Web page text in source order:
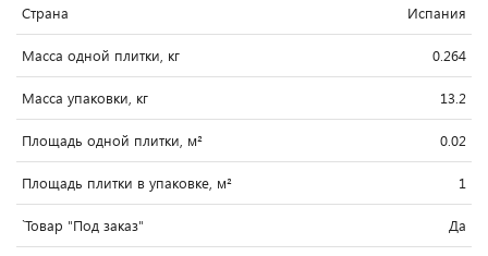
Страна Испания
Масса одной плитки, кг 0.264
Масса упаковки, кг 13.2
Площадь одной плитки, м² 0.02
Площадь плитки в упаковке, м² 1
`Товар "Под заказ" Да